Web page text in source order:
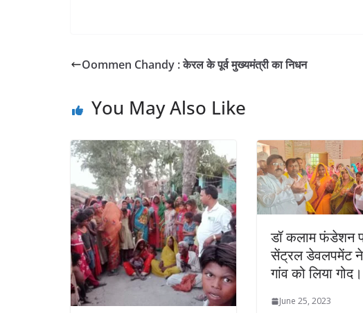
Oommen Chandy : केरल के पूर्व मुख्यमंत्री का निधन
You May Also Like
डॉ कलाम फंडेशन
सेंट्रल डेवलपमेंट ने
गांव को लिया गोद।
June 25, 2023